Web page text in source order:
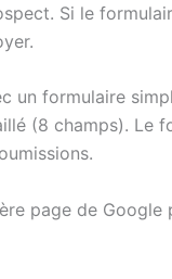
Si le
un formulaire
(8 champs). Le
page de